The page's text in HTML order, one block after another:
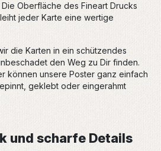
Oberfläche des Fineart Drucks
jeder Karte eine wertige
die Karten in ein schützendes
den Weg zu Dir finden.
können unsere Poster ganz einfach
geklebt oder eingerahmt
und scharfe Details